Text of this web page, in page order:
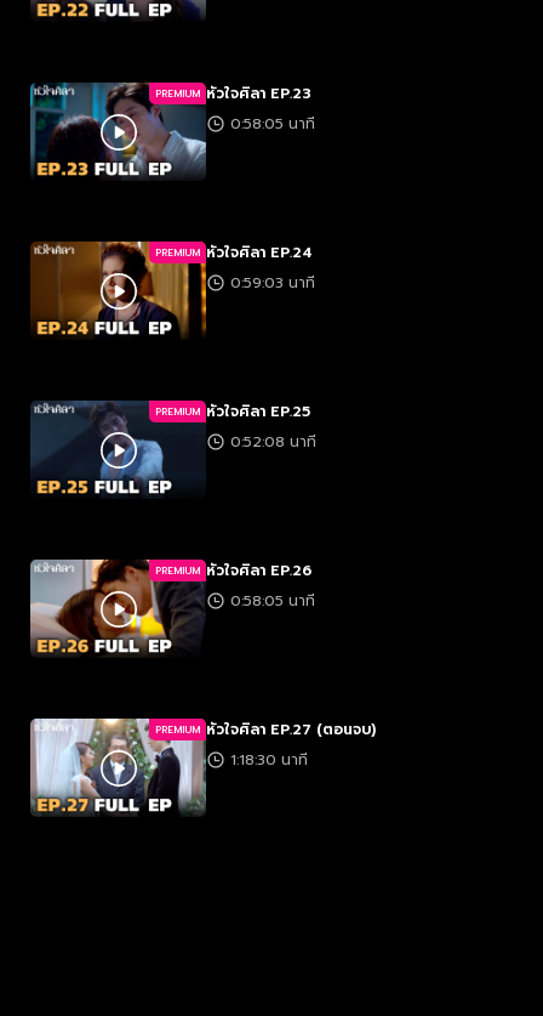
PREMIUM หัวใจศิลา EP.23
0:58:05 นาที
PREMIUM หัวใจศิลา EP.24
0:59:03 นาที
PREMIUM หัวใจศิลา EP.25
0:52:08 นาที
PREMIUM หัวใจศิลา EP.26
0:58:05 นาที
PREMIUM หัวใจศิลา EP.27 (ตอนจบ)
1:18:30 นาที